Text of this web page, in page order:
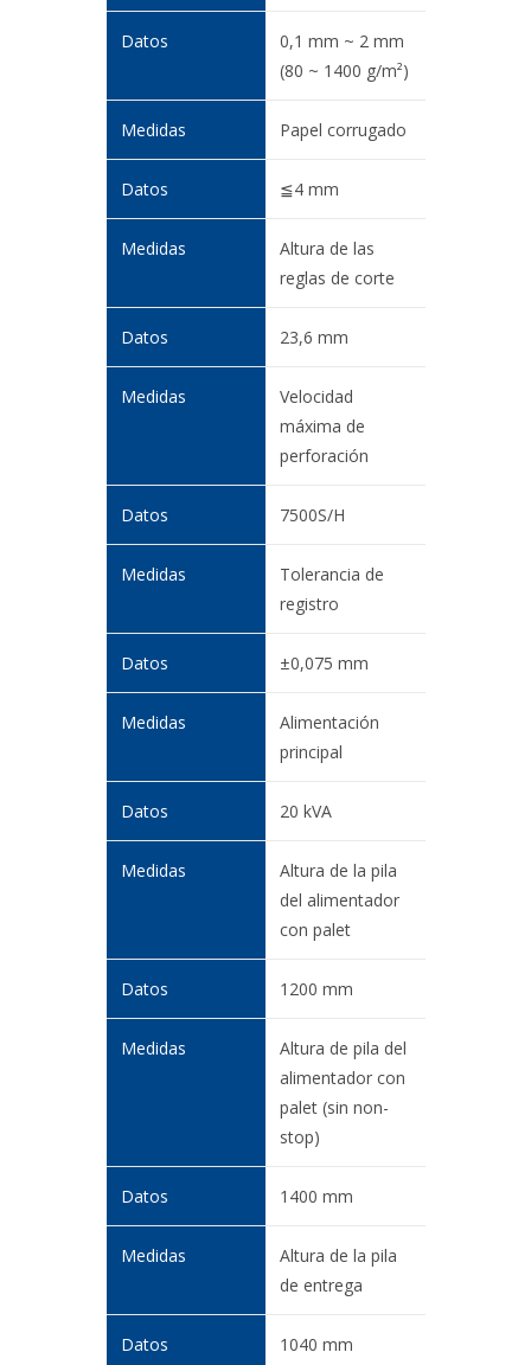
0,1 mm ~ 2 mm
(80 ~ 1400 g/m²)
Papel corrugado
≦4 mm
Altura de las
reglas de corte
23,6 mm
Velocidad
máxima de
perforación
7500S/H
Tolerancia de
registro
±0,075 mm
Alimentación
principal
20 kVA
Altura de la pila
del alimentador
con palet
1200 mm
Altura de pila del
alimentador con
palet (sin non-
stop)
1400 mm
Altura de la pila
de entrega
1040 mm